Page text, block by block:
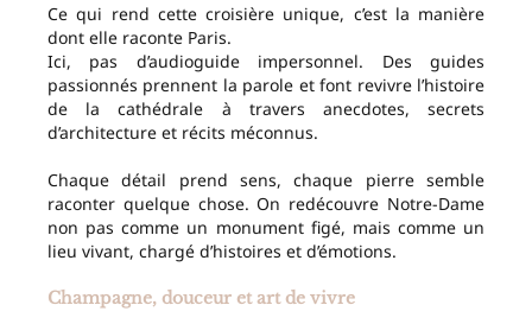
Ce qui rend cette croisière unique, c’est la manière
dont elle raconte Paris.
Ici, pas d’audioguide impersonnel. Des guides
passionnés prennent la parole et font revivre l’histoire
de la cathédrale à travers anecdotes, secrets
d’architecture et récits méconnus.
Chaque détail prend sens, chaque pierre semble
raconter quelque chose. On redécouvre Notre-Dame
non pas comme un monument figé, mais comme un
lieu vivant, chargé d’histoires et d’émotions.
Champagne, douceur et art de vivre